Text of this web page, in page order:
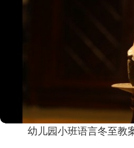
幼儿园小班语言冬至教